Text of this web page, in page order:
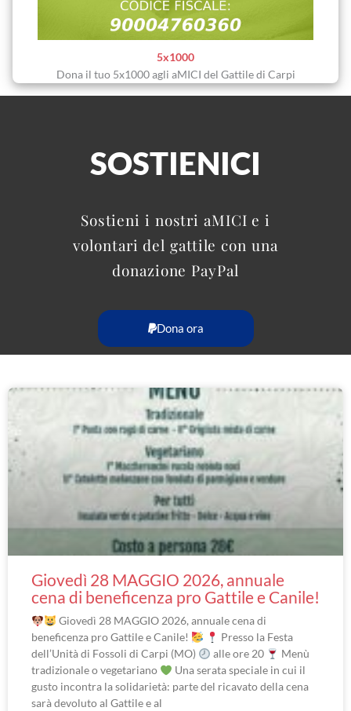
5x1000
Dona il tuo 5x1000 agli aMICI del Gattile di Carpi
SOSTIENICI
Sostieni i nostri aMICI e i
volontari del gattile con una
donazione PayPal
Dona ora
Giovedì 28 MAGGIO 2026, annuale
cena di beneficenza pro Gattile e Canile!
Giovedì 28 MAGGIO 2026, annuale cena di
beneficenza pro Gattile e Canile!
Presso la Festa
dell’Unità di Fossoli di Carpi (MO)
alle ore 20
Menù
tradizionale o vegetariano
Una serata speciale in cui il
gusto incontra la solidarietà: parte del ricavato della cena
sarà devoluto al Gattile e al